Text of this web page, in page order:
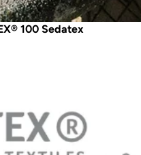
Ecovero™de Sedatex
100 Sedatex